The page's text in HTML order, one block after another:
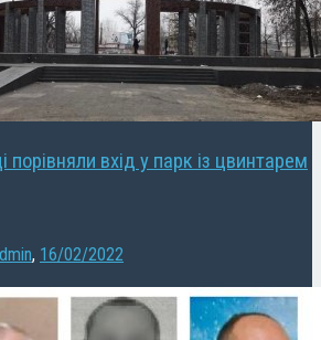
порівняли вхід у парк із цвинтарем
, 16/02/2022